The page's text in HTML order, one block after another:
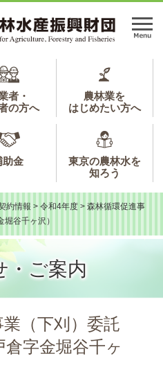
メ
者・
の方へ
農林業を
はじめたい方へ
助金
東京の農林水を
知ろう
約情報 > 令和4年度 > 森林循環促進事
谷千ヶ沢）
・ご案内
（下刈）委託
倉字金堀谷千ヶ